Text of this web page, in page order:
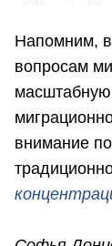
Напомним,
вопросам
внимание